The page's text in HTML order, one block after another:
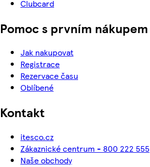
Clubcard
Pomoc s prvním nákupem
Jak nakupovat
Registrace
Rezervace času
Oblíbené
Kontakt
itesco.cz
Zákaznické centrum - 800 222 555
Naše obchody